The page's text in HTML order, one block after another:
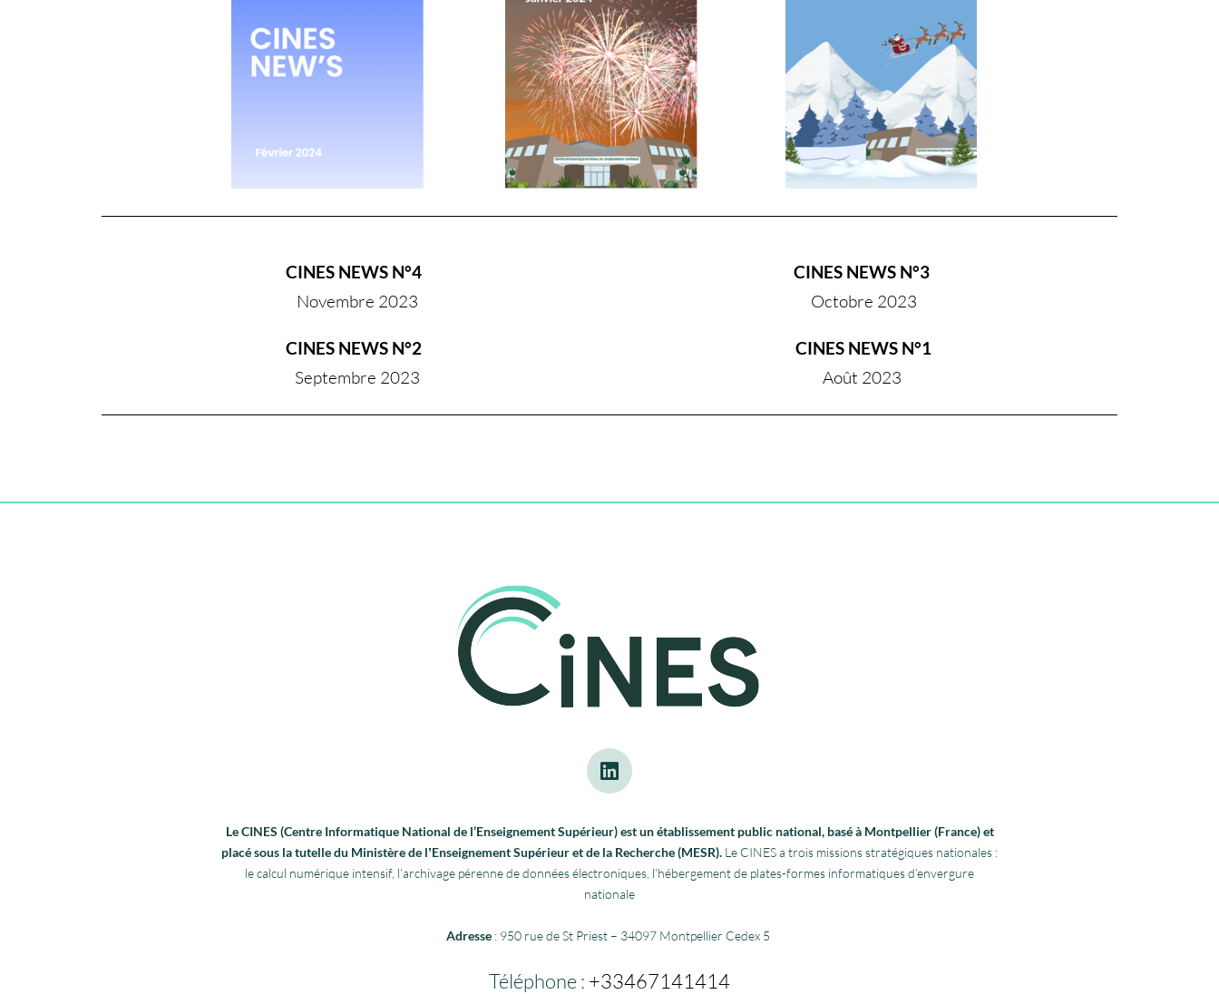
CINES NEWS N°4
Novembre 2023
CINES NEWS N°2
Septembre 2023
CINES NEWS N°3
Octobre 2023
CINES NEWS N°1
Août 2023
Le CINES (Centre Informatique National de l’Enseignement Supérieur) est un établissement public national, basé à Montpellier (France) et
placé sous la tutelle du Ministère de lʼEnseignement Supérieur et de la Recherche (MESR). Le CINES a trois missions stratégiques nationales :
le calcul numérique intensif, l’archivage pérenne de données électroniques, l’hébergement de plates-formes informatiques d’envergure
nationale
Adresse : 950 rue de St Priest – 34097 Montpellier Cedex 5
Téléphone : +33467141414